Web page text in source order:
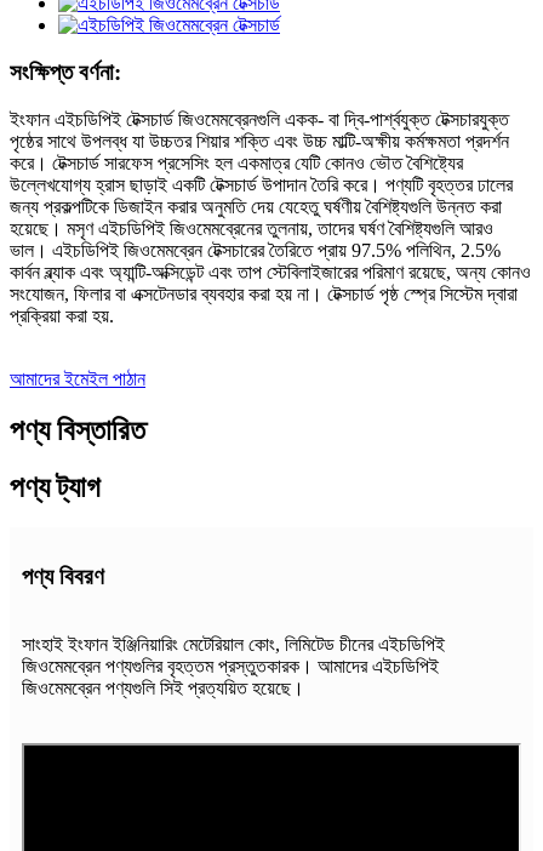
সংক্ষিপ্ত বর্ণনা:
ইংফান এইচডিপিই টেক্সচার্ড জিওমেমব্রেনগুলি একক- বা দ্বি-পার্শ্বযুক্ত টেক্সচারযুক্ত
পৃষ্ঠের সাথে উপলব্ধ যা উচ্চতর শিয়ার শক্তি এবং উচ্চ মাল্টি-অক্ষীয় কর্মক্ষমতা প্রদর্শন
করে। টেক্সচার্ড সারফেস প্রসেসিং হল একমাত্র যেটি কোনও ভৌত বৈশিষ্ট্যের
উল্লেখযোগ্য হ্রাস ছাড়াই একটি টেক্সচার্ড উপাদান তৈরি করে। পণ্যটি বৃহত্তর ঢালের
জন্য প্রকল্পটিকে ডিজাইন করার অনুমতি দেয় যেহেতু ঘর্ষণীয় বৈশিষ্ট্যগুলি উন্নত করা
হয়েছে। মসৃণ এইচডিপিই জিওমেমব্রেনের তুলনায়, তাদের ঘর্ষণ বৈশিষ্ট্যগুলি আরও
ভাল। এইচডিপিই জিওমেমব্রেন টেক্সচারের তৈরিতে প্রায় 97.5% পলিথিন, 2.5%
কার্বন ব্ল্যাক এবং অ্যান্টি-অক্সিডেন্ট এবং তাপ স্টেবিলাইজারের পরিমাণ রয়েছে, অন্য কোনও
সংযোজন, ফিলার বা এক্সটেনডার ব্যবহার করা হয় না। টেক্সচার্ড পৃষ্ঠ স্প্রে সিস্টেম দ্বারা
প্রক্রিয়া করা হয়.
আমাদের ইমেইল পাঠান
পণ্য বিস্তারিত
পণ্য ট্যাগ
পণ্য বিবরণ
সাংহাই ইংফান ইঞ্জিনিয়ারিং মেটেরিয়াল কোং, লিমিটেড চীনের এইচডিপিই
জিওমেমব্রেন পণ্যগুলির বৃহত্তম প্রস্তুতকারক। আমাদের এইচডিপিই
জিওমেমব্রেন পণ্যগুলি সিই প্রত্যয়িত হয়েছে।